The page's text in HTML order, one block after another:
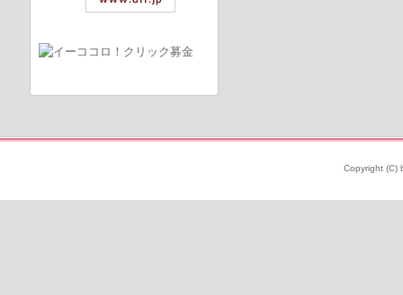
Copyright (C)